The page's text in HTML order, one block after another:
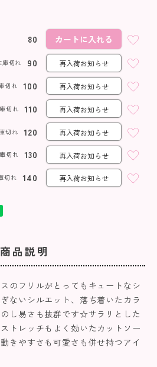
80 カートに入れる
90
庫切れ 再入荷お知らせ
100
切れ 再入荷お知らせ
110
切れ 再入荷お知らせ
120
切れ 再入荷お知らせ
130
切れ 再入荷お知らせ
140
切れ 再入荷お知らせ
商品説明
のフリルがとってもキュートなシ
ないシルエット、落ち着いたカラ
し易さも抜群です☆サラリとした
トレッチもよく効いたカットソー
きやすさも可愛さも併せ持つアイ